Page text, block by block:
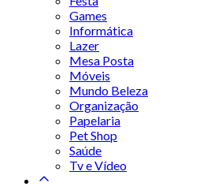
Games
Informática
Lazer
Mesa Posta
Móveis
Mundo Beleza
Organização
Papelaria
Pet Shop
Saúde
Tv e Vídeo